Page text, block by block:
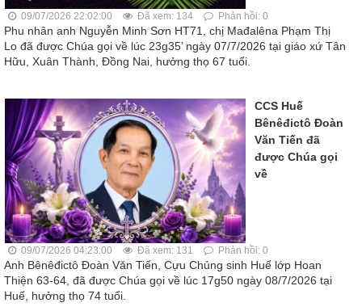
09/07/2026 22:02:00 Đã xem: 134 Phản hồi: 0
Phu nhân anh Nguyễn Minh Sơn HT71, chị Mađalêna Phạm Thị
Lo đã được Chúa gọi về lúc 23g35’ ngày 07/7/2026 tại giáo xứ Tân
Hữu, Xuân Thành, Đồng Nai, hưởng thọ 67 tuổi.
CCS Huế
Bênêđictô Đoàn
Văn Tiến đã
được Chúa gọi
về
09/07/2026 04:23:00 Đã xem: 131 Phản hồi: 0
Anh Bênêđictô Đoàn Văn Tiến, Cựu Chủng sinh Huế lớp Hoan
Thiện 63-64, đã được Chúa gọi về lúc 17g50 ngày 08/7/2026 tại
Huế, hưởng thọ 74 tuổi.